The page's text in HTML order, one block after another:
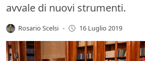
avvale di nuovi strumenti.
Rosario Scelsi - 16 Luglio 2019